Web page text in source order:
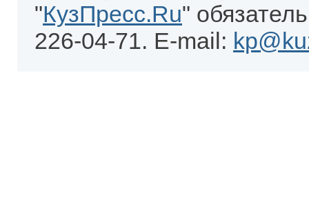
"КузПресс.Ru"
226-04-71. E-mail: